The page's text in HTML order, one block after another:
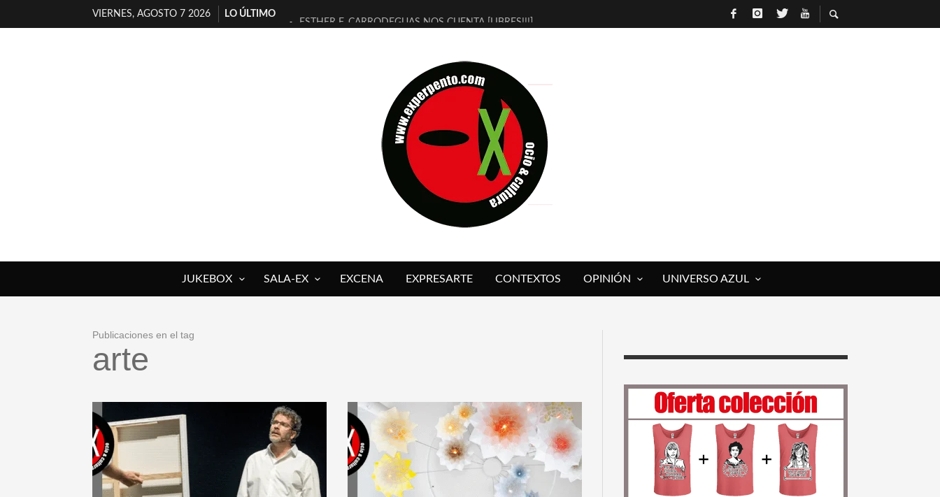
VIERNES, AGOSTO 7 2026
LO ÚLTIMO
ESTHER F. CARRODEGUAS NOS CUENTA [LIBRES!!!]
[ELECTRA JONDA] DE JUAN GUERRERO ZAMORA
TIMBRE 4, LA ESCUELA DEL DIRECTOR TEATRAL CLAUDIO TOLCACHIR
30 AÑOS (NO ES NADA) DE LA KATARSIS DEL TOMATAZO
MILITARES JUDÍAS EN #EXVITA
D’BALDOMEROS REINVENTAN [BITÁCORA 3.0] EN EXVITA
MARSHALL FLASH PRESENTA EN EXVITA [RELATIVA SENCILLEZ]
JOFRE BARDAGÍ EN EXVITA INTERPRETANDO A SERRAT
JUKEBOX SALA-EX EXCENA EXPRESARTE CONTEXTOS OPINIÓN UNIVERSO AZUL
Publicaciones en el tag
arte